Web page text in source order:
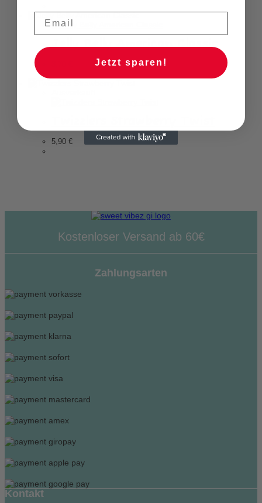
Jelly Belly American Classic
5,90 €
Kostenloser Versand ab 60€
Zahlungsarten
Kontakt
Jetzt sparen!